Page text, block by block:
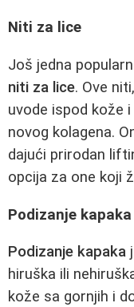
Niti za lice
Još jedna
niti za lice. Ove
uvode ispod kože
novog kolagena.
dajući prirodan
opcija za one koji
Podizanje kapaka
Podizanje kapaka
hiruška ili
kože sa gornjih i